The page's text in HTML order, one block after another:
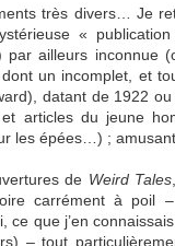
très divers… Je
«
par ailleurs inconnue
un incomplet, et
datant de 1922
et articles du jeune
les épées…) ;
de Weird Tales
carrément à poil
ce que j’en
– tout